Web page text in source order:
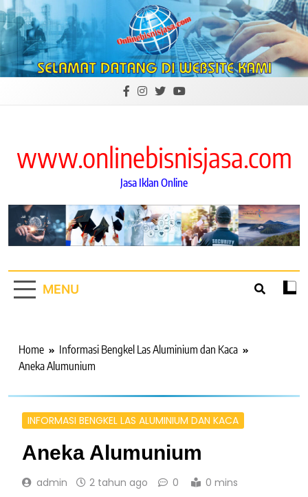
Skip
to
content
www.onlinebisnisjasa.com
Jasa Iklan Online
MENU
Home
Informasi Bengkel Las Aluminium dan Kaca
Aneka Alumunium
INFORMASI BENGKEL LAS ALUMINIUM DAN KACA
Aneka Alumunium
admin 2 tahun ago 0 0 mins